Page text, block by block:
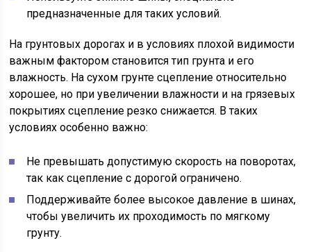
предназначенные для таких условий.
На грунтовых дорогах и в условиях плохой видимости
важным фактором становится тип грунта и его
влажность. На сухом грунте сцепление относительно
хорошее, но при увеличении влажности и на грязевых
покрытиях сцепление резко снижается. В таких
условиях особенно важно:
Не превышать допустимую скорость на поворотах,
так как сцепление с дорогой ограничено.
Поддерживайте более высокое давление в шинах,
чтобы увеличить их проходимость по мягкому
грунту.